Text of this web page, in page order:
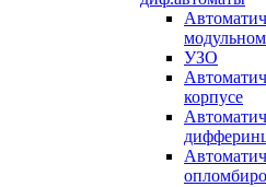
УЗО
корпусе